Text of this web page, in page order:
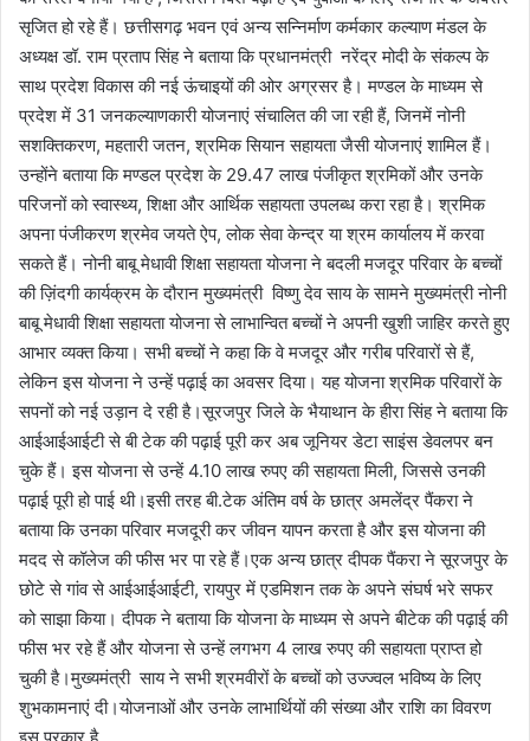
सृजित हो रहे हैं। छत्तीसगढ़ भवन एवं अन्य सन्निर्माण कर्मकार कल्याण मंडल के
अध्यक्ष डॉ. राम प्रताप सिंह ने बताया कि प्रधानमंत्री नरेंद्र मोदी के संकल्प के
साथ प्रदेश विकास की नई ऊंचाइयों की ओर अग्रसर है। मण्डल के माध्यम से
प्रदेश में 31 जनकल्याणकारी योजनाएं संचालित की जा रही हैं, जिनमें नोनी
सशक्तिकरण, महतारी जतन, श्रमिक सियान सहायता जैसी योजनाएं शामिल हैं।
उन्होंने बताया कि मण्डल प्रदेश के 29.47 लाख पंजीकृत श्रमिकों और उनके
परिजनों को स्वास्थ्य, शिक्षा और आर्थिक सहायता उपलब्ध करा रहा है। श्रमिक
अपना पंजीकरण श्रमेव जयते ऐप, लोक सेवा केन्द्र या श्रम कार्यालय में करवा
सकते हैं। नोनी बाबू मेधावी शिक्षा सहायता योजना ने बदली मजदूर परिवार के बच्चों
की ज़िंदगी कार्यक्रम के दौरान मुख्यमंत्री विष्णु देव साय के सामने मुख्यमंत्री नोनी
बाबू मेधावी शिक्षा सहायता योजना से लाभान्वित बच्चों ने अपनी खुशी जाहिर करते हुए
आभार व्यक्त किया। सभी बच्चों ने कहा कि वे मजदूर और गरीब परिवारों से हैं,
लेकिन इस योजना ने उन्हें पढ़ाई का अवसर दिया। यह योजना श्रमिक परिवारों के
सपनों को नई उड़ान दे रही है।सूरजपुर जिले के भैयाथान के हीरा सिंह ने बताया कि
आईआईआईटी से बी टेक की पढ़ाई पूरी कर अब जूनियर डेटा साइंस डेवलपर बन
चुके हैं। इस योजना से उन्हें 4.10 लाख रुपए की सहायता मिली, जिससे उनकी
पढ़ाई पूरी हो पाई थी।इसी तरह बी.टेक अंतिम वर्ष के छात्र अमलेंद्र पैंकरा ने
बताया कि उनका परिवार मजदूरी कर जीवन यापन करता है और इस योजना की
मदद से कॉलेज की फीस भर पा रहे हैं।एक अन्य छात्र दीपक पैंकरा ने सूरजपुर के
छोटे से गांव से आईआईआईटी, रायपुर में एडमिशन तक के अपने संघर्ष भरे सफर
को साझा किया। दीपक ने बताया कि योजना के माध्यम से अपने बीटेक की पढ़ाई की
फीस भर रहे हैं और योजना से उन्हें लगभग 4 लाख रुपए की सहायता प्राप्त हो
चुकी है।मुख्यमंत्री साय ने सभी श्रमवीरों के बच्चों को उज्ज्वल भविष्य के लिए
शुभकामनाएं दी।योजनाओं और उनके लाभार्थियों की संख्या और राशि का विवरण